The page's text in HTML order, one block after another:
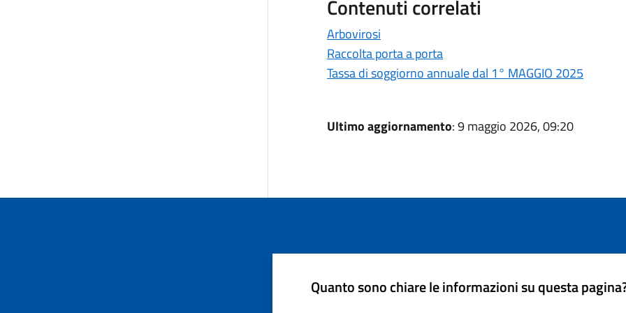
Contenuti correlati
Arbovirosi
Raccolta porta a porta
Tassa di soggiorno annuale dal 1° MAGGIO 2025
Ultimo aggiornamento: 9 maggio 2026, 09:20
Quanto sono chiare le informazioni su questa